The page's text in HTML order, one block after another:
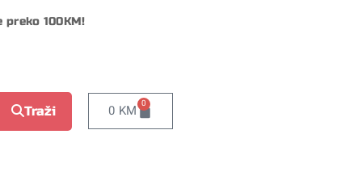
preko 100KM!
Traži 0 KM 0